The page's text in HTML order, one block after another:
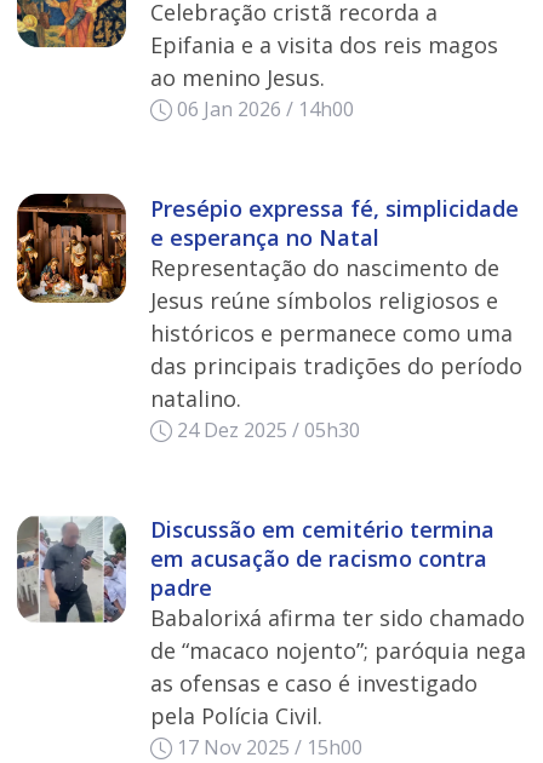
Celebração cristã recorda a
Epifania e a visita dos reis magos
ao menino Jesus.
06 Jan 2026 / 14h00
Presépio expressa fé, simplicidade
e esperança no Natal
Representação do nascimento de
Jesus reúne símbolos religiosos e
históricos e permanece como uma
das principais tradições do período
natalino.
24 Dez 2025 / 05h30
Discussão em cemitério termina
em acusação de racismo contra
padre
Babalorixá afirma ter sido chamado
de “macaco nojento”; paróquia nega
as ofensas e caso é investigado
pela Polícia Civil.
17 Nov 2025 / 15h00